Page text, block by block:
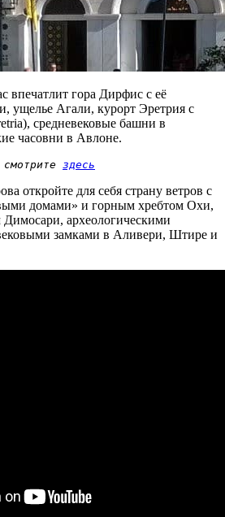
впечатлит гора Дирфис с её
ущелье Агали, курорт Эретрия с
, средневековые башни в
часовни в Авлоне.
смотрите здесь
откройте для себя страну ветров с
домами» и горным хребтом Охи,
археологическими
замками в Аливери, Штире и